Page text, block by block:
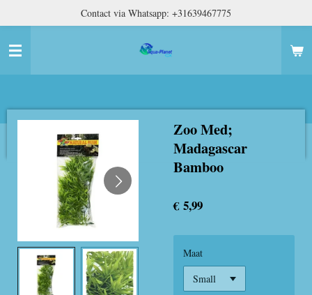
naar
hoofdinhoud
Contact via Whatsapp: +31639467775
Zoo Med;
Madagascar
Bamboo
€ 5,99
Maat